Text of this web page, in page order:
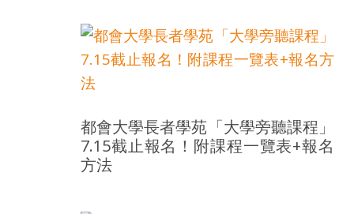
都會大學長者學苑「大學旁聽課程」
7.15截止報名！附課程一覽表+報名
方法